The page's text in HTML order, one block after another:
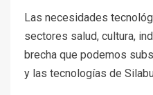
Las necesidades
sectores salud, cultura,
brecha que podemos
y las tecnologías de